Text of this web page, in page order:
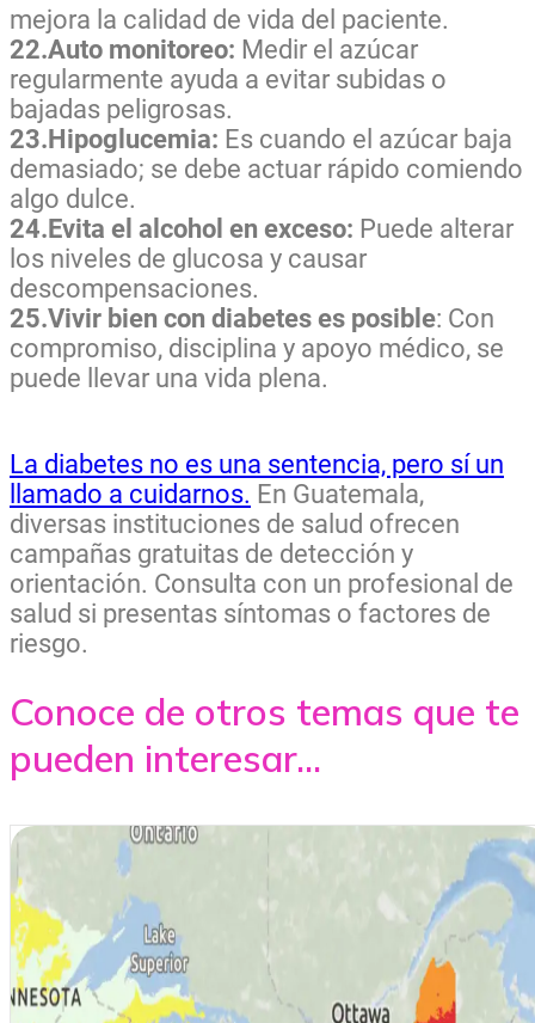
mejora la calidad de vida del paciente.
22.Auto monitoreo: Medir el azúcar
regularmente ayuda a evitar subidas o
bajadas peligrosas.
23.Hipoglucemia: Es cuando el azúcar baja
demasiado; se debe actuar rápido comiendo
algo dulce.
24.Evita el alcohol en exceso: Puede alterar
los niveles de glucosa y causar
descompensaciones.
25.Vivir bien con diabetes es posible: Con
compromiso, disciplina y apoyo médico, se
puede llevar una vida plena.
La diabetes no es una sentencia, pero sí un
llamado a cuidarnos. En Guatemala,
diversas instituciones de salud ofrecen
campañas gratuitas de detección y
orientación. Consulta con un profesional de
salud si presentas síntomas o factores de
riesgo.
Conoce de otros temas que te
pueden interesar...